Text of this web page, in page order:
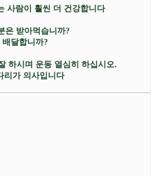
사람이 훨씬 더 건강합니다
은 받아먹습니까?
배달합니까?
하시며 운동 열심히 하십시오.
리가 의사입니다